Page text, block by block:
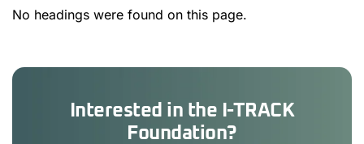
No headings were found on this page.
Interested in the I-TRACK
Foundation?